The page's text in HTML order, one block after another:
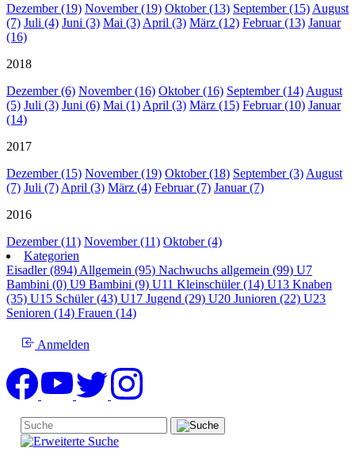
Dezember (19) November (19) Oktober (13) September (15) August
(7) Juli (4) Juni (3) Mai (3) April (3) März (12) Februar (13) Januar
(16)
2018
Dezember (6) November (16) Oktober (16) September (14) August
(5) Juli (3) Juni (6) Mai (1) April (3) März (15) Februar (10) Januar
(14)
2017
Dezember (15) November (19) Oktober (18) September (3) August
(7) Juli (7) April (3) März (4) Februar (7) Januar (7)
2016
Dezember (11) November (11) Oktober (4)
Kategorien
Eisadler (894) Allgemein (95) Nachwuchs allgemein (99) U7
Bambini (0) U9 Bambini (9) U11 Kleinschüler (14) U13 Knaben
(35) U15 Schüler (43) U17 Jugend (29) U20 Junioren (22) U23
Senioren (14) Frauen (14)
Anmelden